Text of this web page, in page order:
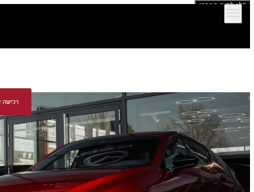
דלג לתוכן המרכזי
רכישה Online